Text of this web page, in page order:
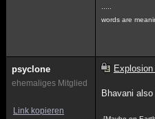
words are
psyclone
ehemaliges Mitglied
Link kopieren
Bhavani